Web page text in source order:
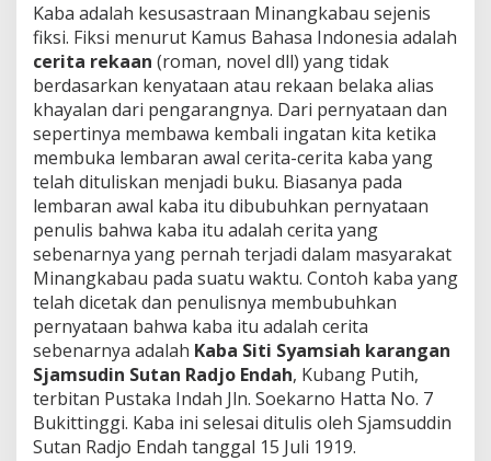
Kaba adalah kesusastraan Minangkabau sejenis
fiksi. Fiksi menurut Kamus Bahasa Indonesia adalah
cerita rekaan (roman, novel dll) yang tidak
berdasarkan kenyataan atau rekaan belaka alias
khayalan dari pengarangnya. Dari pernyataan dan
sepertinya membawa kembali ingatan kita ketika
membuka lembaran awal cerita-cerita kaba yang
telah dituliskan menjadi buku. Biasanya pada
lembaran awal kaba itu dibubuhkan pernyataan
penulis bahwa kaba itu adalah cerita yang
sebenarnya yang pernah terjadi dalam masyarakat
Minangkabau pada suatu waktu. Contoh kaba yang
telah dicetak dan penulisnya membubuhkan
pernyataan bahwa kaba itu adalah cerita
sebenarnya adalah Kaba Siti Syamsiah karangan
Sjamsudin Sutan Radjo Endah, Kubang Putih,
terbitan Pustaka Indah Jln. Soekarno Hatta No. 7
Bukittinggi. Kaba ini selesai ditulis oleh Sjamsuddin
Sutan Radjo Endah tanggal 15 Juli 1919.